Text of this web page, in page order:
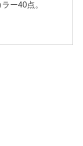
ー40点。